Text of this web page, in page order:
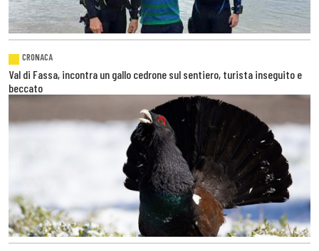
CRONACA
Val di Fassa, incontra un gallo cedrone sul sentiero, turista inseguito e
beccato